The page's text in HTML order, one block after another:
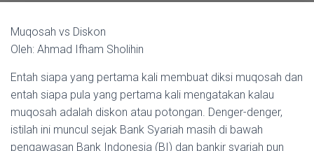
Muqosah vs Diskon
Oleh: Ahmad Ifham Sholihin
Entah siapa yang pertama kali membuat diksi muqosah dan
entah siapa pula yang pertama kali mengatakan kalau
muqosah adalah diskon atau potongan. Denger-denger,
istilah ini muncul sejak Bank Syariah masih di bawah
pengawasan Bank Indonesia (BI) dan bankir syariah pun